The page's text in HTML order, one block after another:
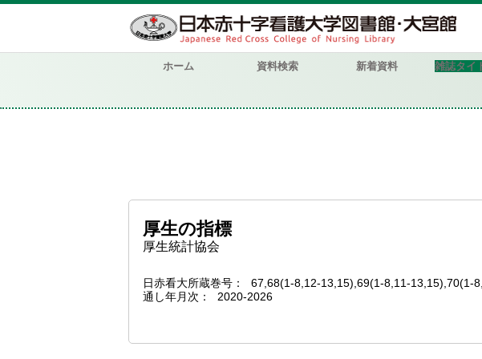
ホーム 資料検索 新着資料 雑誌タイ
厚生の指標
厚生統計協会
日赤看大所蔵巻号
67,68(1-8,12-13,15),69(1-8,11-13,15),70(1-
通し年月次
2020-2026